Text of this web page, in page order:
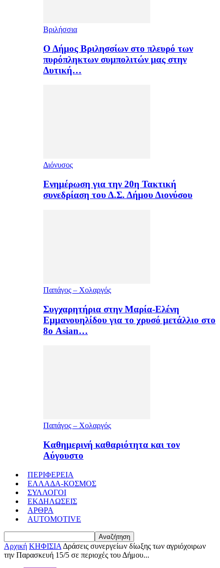
Βριλήσσια
Ο Δήμος Βριλησσίων στο πλευρό των
πυρόπληκτων συμπολιτών μας στην
Δυτική…
Διόνυσος
Ενημέρωση για την 20η Τακτική
συνεδρίαση του Δ.Σ. Δήμου Διονύσου
Παπάγος – Χολαργός
Συγχαρητήρια στην Μαρία-Ελένη
Εμμανουηλίδου για το χρυσό μετάλλιο στο
8ο Asian…
Παπάγος – Χολαργός
Καθημερινή καθαριότητα και τον
Αύγουστο
ΠΕΡΙΦΕΡΕΙΑ
ΕΛΛΑΔΑ-ΚΟΣΜΟΣ
ΣΥΛΛΟΓΟΙ
ΕΚΔΗΛΩΣΕΙΣ
ΑΡΘΡΑ
AUTOMOTIVE
Αρχική ΚΗΦΙΣΙΑ Δράσεις συνεργείων δίωξης των αγριόχοιρων
την Παρασκευή 15/5 σε περιοχές του Δήμου...